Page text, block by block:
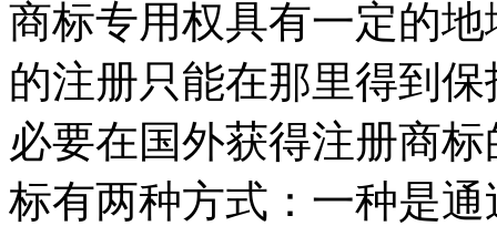
商标专用权具有一定的
的注册只能在那里得到
必要在国外获得注册商
标有两种方式：一种是